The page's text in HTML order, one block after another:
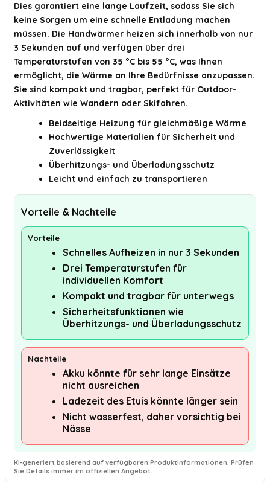
Dies garantiert eine lange Laufzeit, sodass Sie sich
keine Sorgen um eine schnelle Entladung machen
müssen. Die Handwärmer heizen sich innerhalb von nur
3 Sekunden auf und verfügen über drei
Temperaturstufen von 35 °C bis 55 °C, was Ihnen
ermöglicht, die Wärme an Ihre Bedürfnisse anzupassen.
Sie sind kompakt und tragbar, perfekt für Outdoor-
Aktivitäten wie Wandern oder Skifahren.
Beidseitige Heizung für gleichmäßige Wärme
Hochwertige Materialien für Sicherheit und
Zuverlässigkeit
Überhitzungs- und Überladungsschutz
Leicht und einfach zu transportieren
Vorteile & Nachteile
Vorteile
Schnelles Aufheizen in nur 3 Sekunden
Drei Temperaturstufen für
individuellen Komfort
Kompakt und tragbar für unterwegs
Sicherheitsfunktionen wie
Überhitzungs- und Überladungsschutz
Nachteile
Akku könnte für sehr lange Einsätze
nicht ausreichen
Ladezeit des Etuis könnte länger sein
Nicht wasserfest, daher vorsichtig bei
Nässe
KI-generiert basierend auf verfügbaren Produktinformationen. Prüfen
Sie Details immer im offiziellen Angebot.